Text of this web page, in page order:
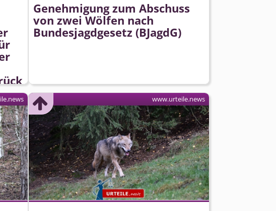
Genehmigung zum Abschuss
von zwei Wölfen nach
Bundesjagdgesetz (BJagdG)
www.urteile.news